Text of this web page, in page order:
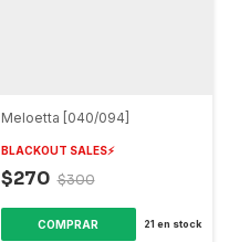
Meloetta [040/094]
BLACKOUT SALES⚡️
$270 $300
COMPRAR 21 en stock